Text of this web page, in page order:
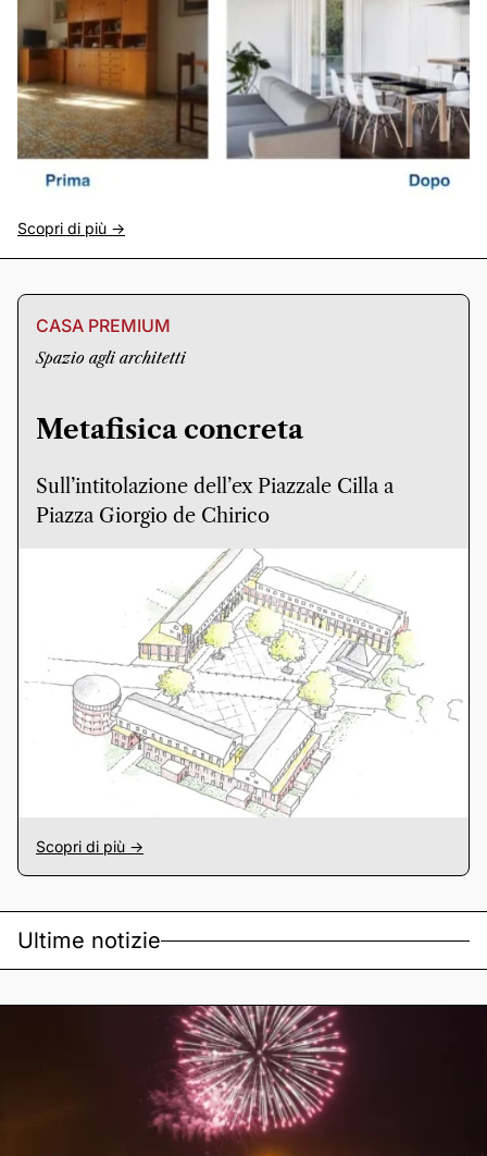
Scopri di più ->
CASA PREMIUM
Spazio agli architetti
Metafisica concreta
Sull’intitolazione dell’ex Piazzale Cilla a
Piazza Giorgio de Chirico
Scopri di più ->
Ultime notizie